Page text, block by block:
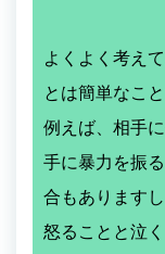
よくよく考え
とは簡単なこと
例えば、相手
手に暴力を振
合もあります
怒ることと泣